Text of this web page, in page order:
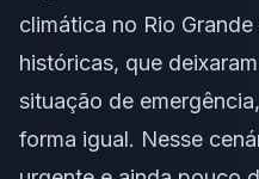
climática no Rio
históricas, que
situação de
forma igual. Nesse